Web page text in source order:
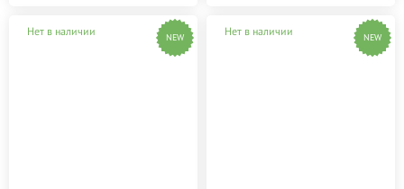
Нет в наличии NEW Нет в наличии NEW